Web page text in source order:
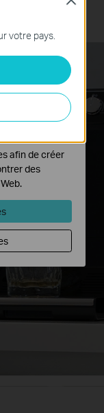
et de vos
votre pays.
du
dans vos
vos
et ajuster les
via notre
afin de créer
des